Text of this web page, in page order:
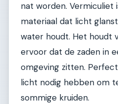
nat worden. Vermiculiet
materiaal dat licht
water houdt. Het houdt
ervoor dat de zaden in
omgeving zitten.
licht nodig hebben om
sommige kruiden.